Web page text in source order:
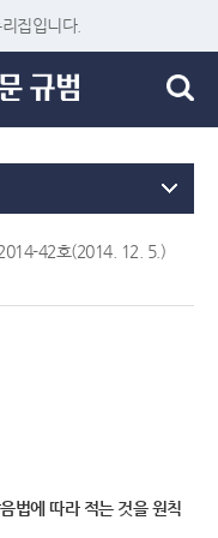
집입니다.
42호(2014. 12. 5.)
법에 따라 적는 것을 원칙